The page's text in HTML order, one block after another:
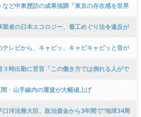
ど中東歴訪の成果強調「東京の存在感を世界
業者の日本エコロジー、着工めぐり法令違反が
見たが、あれは「誤り」ではなく「改ざん」
レビから、キャピッ、キャピキャピッと音が
時出勤に苦言「この働き方では倒れる人がで
れた人がいかいかのような…」「これが馬車
・山手線内の運賃が大幅値上げ
口洋法務大臣、政治資金から3年間で“地球34周